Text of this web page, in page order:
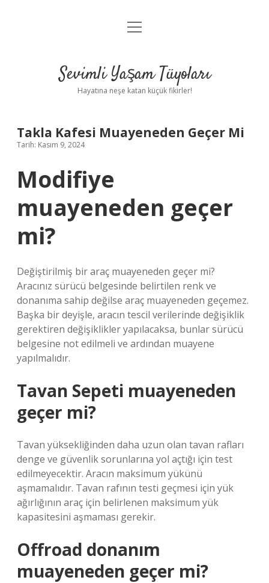
Anasayfa
Yasal Uyarı
menüyü
Sevimli Yaşam Tüyoları
Hayatına neşe katan küçük fikirler!
Takla Kafesi Muayeneden Geçer Mi
Tarih: Kasım 9, 2024
Modifiye
muayeneden geçer
mi?
Değiştirilmiş bir araç muayeneden geçer mi?
Aracınız sürücü belgesinde belirtilen renk ve
donanıma sahip değilse araç muayeneden geçemez.
Başka bir deyişle, aracın tescil verilerinde değişiklik
gerektiren değişiklikler yapılacaksa, bunlar sürücü
belgesine not edilmeli ve ardından muayene
yapılmalıdır.
Tavan Sepeti muayeneden
geçer mi?
Tavan yüksekliğinden daha uzun olan tavan rafları
denge ve güvenlik sorunlarına yol açtığı için test
edilmeyecektir. Aracın maksimum yükünü
aşmamalıdır. Tavan rafının testi geçmesi için yük
ağırlığının araç için belirlenen maksimum yük
kapasitesini aşmaması gerekir.
Offroad donanım
muayeneden geçer mi?